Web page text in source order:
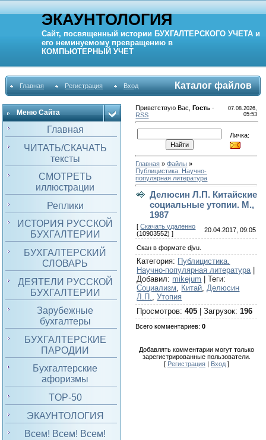
ЭКАУНТОЛОГИЯ
Сайт, посвященный истории БУХГАЛТЕРСКОГО УЧЕТА и
его неминуемому превращению в
КОМПЬЮТЕРНЫЙ УЧЕТ
Главная Регистрация Вход Каталог файлов
Меню Сайта
Главная
ЧИТАТЬ/СКАЧАТЬ
тексты
СМОТРЕТЬ
иллюстрации
Реплики
ИСТОРИЯ РУССКОЙ
БУХГАЛТЕРИИ
БУХГАЛТЕРСКИЙ
СЛОВАРЬ
ДЕЯТЕЛИ РУССКОЙ
БУХГАЛТЕРИИ
Зарубежные
бухгалтеры
БУХГАЛТЕРСКИЕ
ПАРОДИИ
Бухгалтерские
афоризмы
TOP-50
ЭКАУНТОЛОГИЯ
Всем! Всем! Всем!
Приветствую Вас ,Гость ·
RSS
07.08.2026,
05:53
Личка:
Главная »Файлы »
Публицистика. Научно-
популярная литература
Делюсин Л.П. Китайские
социальные утопии. М.,
1987
[Скачать удаленно
(10903552) ]
20.04.2017, 09:05
Скан в формате djvu.
Категория: Публицистика.
Научно-популярная литература|
Добавил: mikejum |Теги:
Социализм, Китай,Делюсин
Л.П.,Утопия
Просмотров:405 |Загрузок:196
Всего комментариев:0
Добавлять комментарии могут только
зарегистрированные пользователи.
[ Регистрация| Вход]